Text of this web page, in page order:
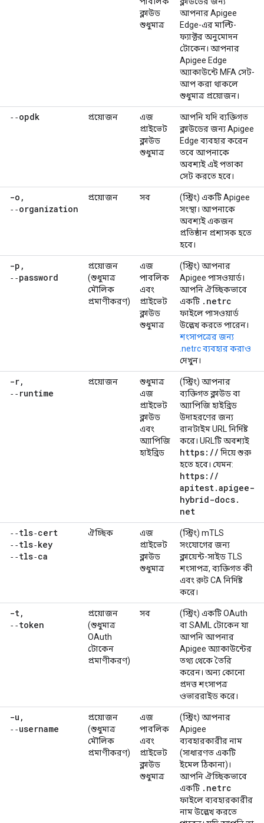
ক্লাউড
শুধুমাত্র
আপনার Apigee
Edge-এর মাল্টি-
ফ্যাক্টর অনুমোদন
টোকেন। আপনার
Apigee Edge
অ্যাকাউন্টে MFA সেট-
আপ করা থাকলে
শুধুমাত্র প্রয়োজন।
‑‑opdk প্রয়োজন
এজ
প্রাইভেট
ক্লাউড
শুধুমাত্র
আপনি যদি ব্যক্তিগত
ক্লাউডের জন্য Apigee
Edge ব্যবহার করেন
তবে আপনাকে
অবশ্যই এই পতাকা
সেট করতে হবে।
-o ,
‑‑organization
প্রয়োজন সব
(স্ট্রিং) একটি Apigee
সংস্থা। আপনাকে
অবশ্যই একজন
প্রতিষ্ঠান প্রশাসক হতে
হবে।
-p ,
‑‑password
প্রয়োজন
(শুধুমাত্র
মৌলিক
প্রমাণীকরণ)
এজ
পাবলিক
এবং
প্রাইভেট
ক্লাউড
শুধুমাত্র
(স্ট্রিং) আপনার
Apigee পাসওয়ার্ড।
আপনি ঐচ্ছিকভাবে
একটি . netrc
ফাইলে পাসওয়ার্ড
উল্লেখ করতে পারেন।
শংসাপত্রের জন্য
.netrc ব্যবহার করাও
দেখুন।
-r,
‑‑runtime
প্রয়োজন
শুধুমাত্র
এজ
প্রাইভেট
ক্লাউড
এবং
অ্যাপিজি
হাইব্রিড
(স্ট্রিং) আপনার
ব্যক্তিগত ক্লাউড বা
অ্যাপিজি হাইব্রিড
উদাহরণের জন্য
রানটাইম URL নির্দিষ্ট
করে। URLটি অবশ্যই
https: // দিয়ে শুরু
হতে হবে। যেমন:
https: //
apitest.apigee-
hybrid-docs.
net
‑‑tls‑cert
‑‑tls‑key
‑‑tls‑ca
ঐচ্ছিক
এজ
প্রাইভেট
ক্লাউড
শুধুমাত্র
(স্ট্রিং) mTLS
সংযোগের জন্য
ক্লায়েন্ট-সাইড TLS
শংসাপত্র, ব্যক্তিগত কী
এবং রুট CA নির্দিষ্ট
করে।
-t,
‑‑token
প্রয়োজন
(শুধুমাত্র
OAuth
টোকেন
প্রমাণীকরণ)
সব
(স্ট্রিং) একটি OAuth
বা SAML টোকেন যা
আপনি আপনার
Apigee অ্যাকাউন্টের
তথ্য থেকে তৈরি
করেন। অন্য কোনো
প্রদত্ত শংসাপত্র
ওভাররাইড করে।
-u ,
‑‑username
প্রয়োজন
(শুধুমাত্র
মৌলিক
প্রমাণীকরণ)
এজ
পাবলিক
এবং
প্রাইভেট
ক্লাউড
শুধুমাত্র
(স্ট্রিং) আপনার
Apigee
ব্যবহারকারীর নাম
(সাধারণত একটি
ইমেল ঠিকানা)।
আপনি ঐচ্ছিকভাবে
একটি . netrc
ফাইলে ব্যবহারকারীর
নাম উল্লেখ করতে